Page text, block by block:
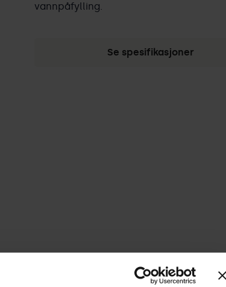
vannpåfylling.
Se spesifikasjoner